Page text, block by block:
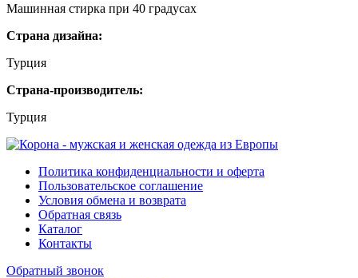
Машинная стирка при 40 градусах
Страна дизайна:
Турция
Страна-производитель:
Турция
Политика конфиденциальности и оферта
Пользовательское соглашение
Условия обмена и возврата
Обратная связь
Каталог
Контакты
Обратный звонок